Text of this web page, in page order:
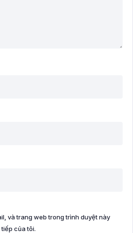
và trang web trong trình duyệt này
của tôi.